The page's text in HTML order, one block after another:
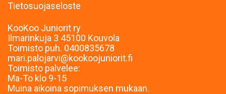
Tietosuojaseloste
KooKoo Juniorit ry
Ilmarinkuja 3 45100 Kouvola
Toimisto puh. 0400835678
mari.palojarvi@kookoojuniorit.fi
Toimisto palvelee:
Ma-To klo 9-15
Muina aikoina sopimuksen mukaan.